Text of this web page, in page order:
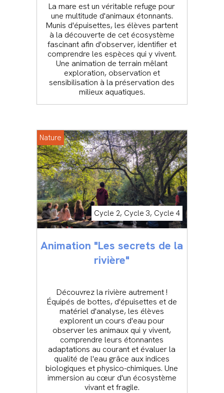
La mare est un véritable refuge pour
une multitude d'animaux étonnants.
Munis d'épuisettes, les élèves partent
à la découverte de cet écosystème
fascinant afin d'observer, identifier et
comprendre les espèces qui y vivent.
Une animation de terrain mêlant
exploration, observation et
sensibilisation à la préservation des
milieux aquatiques.
Nature
Cycle 2, Cycle 3, Cycle 4
Animation "Les secrets de la
rivière"
Découvrez la rivière autrement !
Équipés de bottes, d'épuisettes et de
matériel d'analyse, les élèves
explorent un cours d'eau pour
observer les animaux qui y vivent,
comprendre leurs étonnantes
adaptations au courant et évaluer la
qualité de l'eau grâce aux indices
biologiques et physico-chimiques. Une
immersion au cœur d'un écosystème
vivant et fragile.